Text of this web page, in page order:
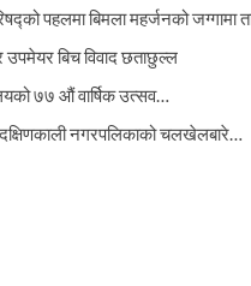
पहलमा बिमला महर्जनको जग्गामा
उपमेयर बिच विवाद छताछुल्ल
७७ औं ‌‌वार्षिक ‌उत्सव…
दक्षिणकाली नगरपलिकाको चलखेलबारे…